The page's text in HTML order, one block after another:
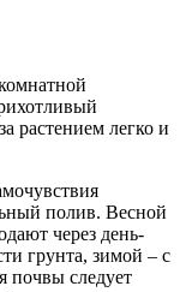
растением легко и
полив. Весной
через день-
грунта, зимой – с
почвы следует